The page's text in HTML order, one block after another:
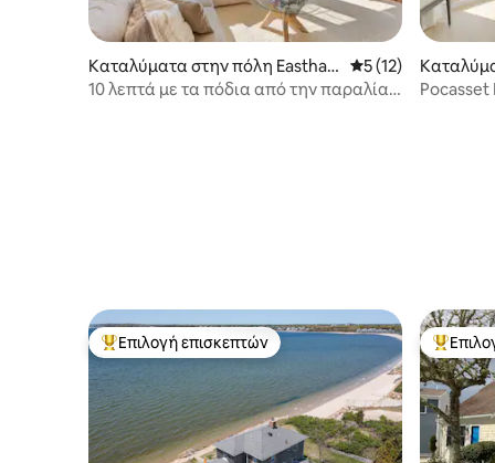
Καταλύματα στην πόλη Eastha
m
Μέση βαθμολογία:
5 (12)
10 λεπτά με τα πόδια από την παραλία -
ne
Pocasset
Κορυφαία επιλογή επισκεπτών
Επιλογή επισκεπτών